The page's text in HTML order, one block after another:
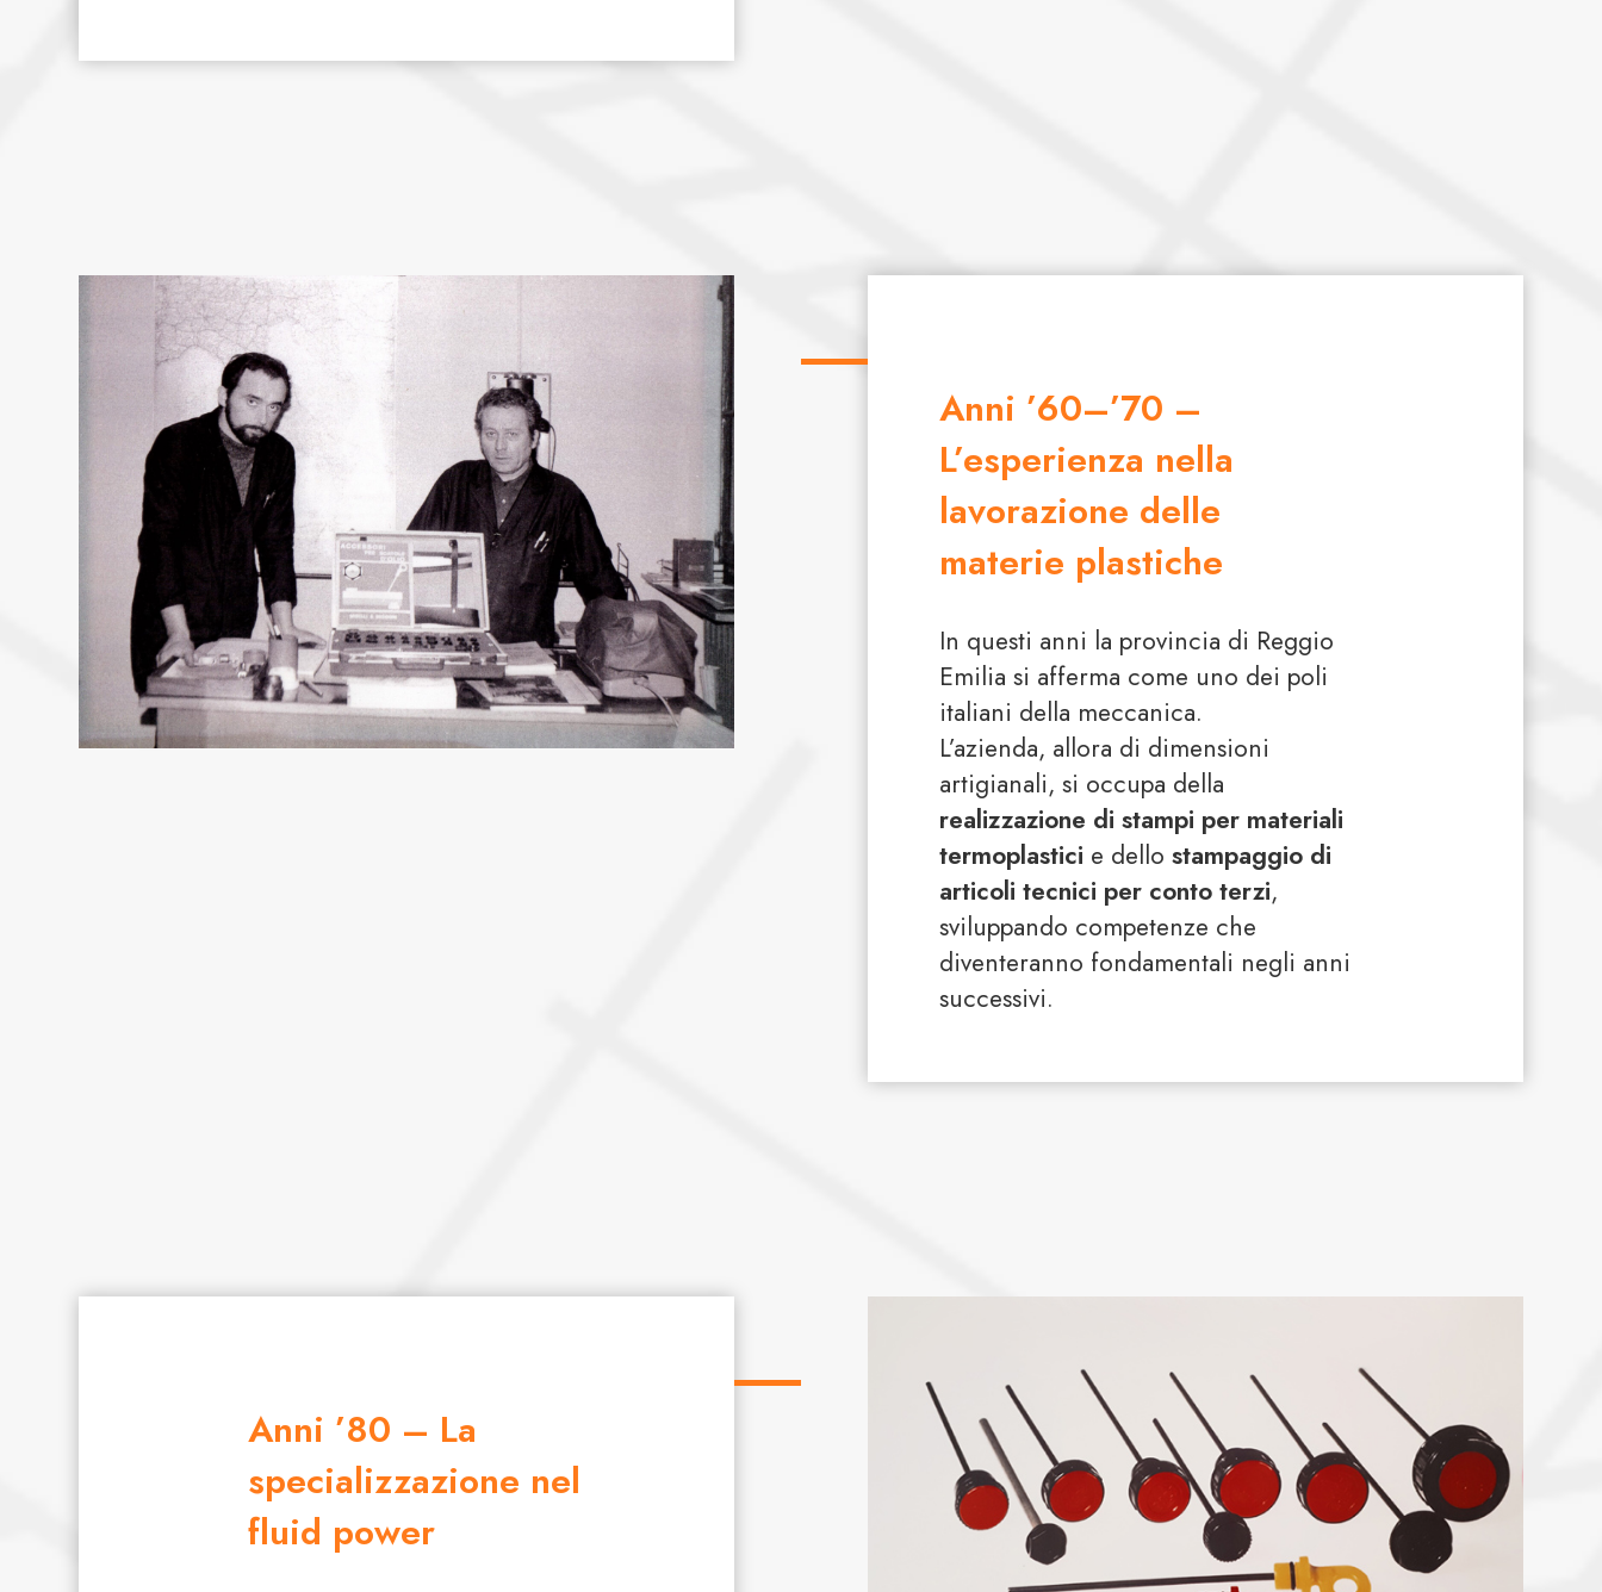
Anni ’60–’70 –
L’esperienza nella
lavorazione delle
materie plastiche
In questi anni la provincia di Reggio
Emilia si afferma come uno dei poli
italiani della meccanica.
L’azienda, allora di dimensioni
artigianali, si occupa della
realizzazione di stampi per materiali
termoplastici e dello stampaggio di
articoli tecnici per conto terzi,
sviluppando competenze che
diventeranno fondamentali negli anni
successivi.
Anni ’80 – La
specializzazione nel
fluid power